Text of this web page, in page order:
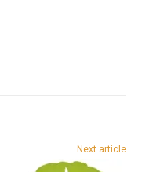
Next article